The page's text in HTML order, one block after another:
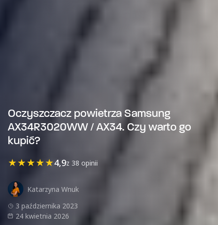
Oczyszczacz powietrza Samsung
AX34R3020WW / AX34. Czy warto go
kupić?
★★★★★4,9z 38 opinii
Katarzyna Wnuk
3 października 2023
24 kwietnia 2026